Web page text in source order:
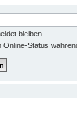
bleiben
Online-Status